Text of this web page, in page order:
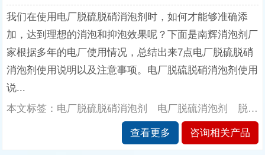
我们在使用电厂脱硫脱硝消泡剂时，如何才能够准确添
加，达到理想的消泡和抑泡效果呢？下面是南辉消泡剂厂
家根据多年的电厂使用情况，总结出来7点电厂脱硫脱硝
消泡剂使用说明以及注意事项。电厂脱硫脱硝消泡剂使用
说...
本文标签：电厂脱硫脱硝消泡剂 电厂脱硫消泡剂 脱硫消泡剂 电厂消泡剂 湿法脱硫消泡剂 脱硫塔消泡剂 天然气脱硫消泡剂 脱硫浆液消泡剂 南辉消泡剂厂家
查看更多 咨询相关产品